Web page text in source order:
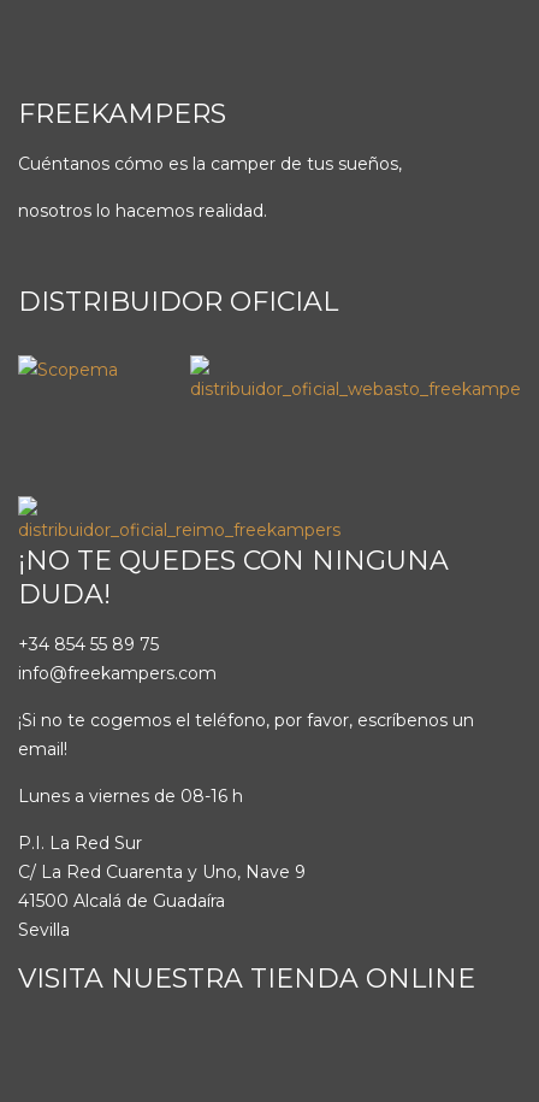
FREEKAMPERS
Cuéntanos cómo es la camper de tus sueños,
nosotros lo hacemos realidad.
DISTRIBUIDOR OFICIAL
¡NO TE QUEDES CON NINGUNA
DUDA!
+34 854 55 89 75
info@freekampers.com
¡Si no te cogemos el teléfono, por favor, escríbenos un
email!
Lunes a viernes de 08-16 h
P.I. La Red Sur
C/ La Red Cuarenta y Uno, Nave 9
41500 Alcalá de Guadaíra
Sevilla
VISITA NUESTRA TIENDA ONLINE